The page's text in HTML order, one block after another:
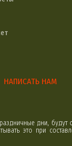
НАПИСАТЬ НАМ
дни, будут
это при